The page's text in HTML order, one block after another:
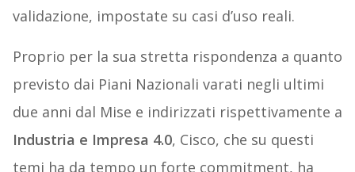
validazione, impostate su casi d’uso reali.
Proprio per la sua stretta rispondenza a quanto
previsto dai Piani Nazionali varati negli ultimi
due anni dal Mise e indirizzati rispettivamente a
Industria e Impresa 4.0, Cisco, che su questi
temi ha da tempo un forte commitment, ha